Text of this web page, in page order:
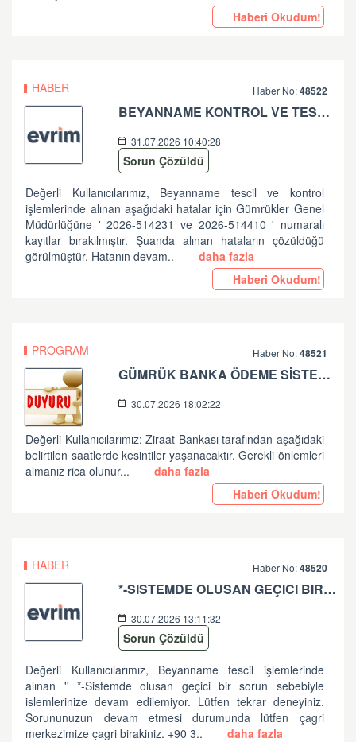
Haberi Okudum!
HABER Haber No:48522
BEYANNAME KONTROL VE TESCİL İŞLEMLERİNDE ALINAN HATALAR HK
31.07.2026 10:40:28
Sorun Çözüldü
Değerli Kullanıcılarımız, Beyanname tescil ve kontrol
işlemlerinde alınan aşağıdaki hatalar için Gümrükler Genel
Müdürlüğüne ' 2026-514231 ve 2026-514410 ' numaralı
kayıtlar bırakılmıştır. Şuanda alınan hataların çözüldüğü
görülmüştür. Hatanın devam..
daha fazla
Haberi Okudum!
PROGRAM Haber No:48521
GÜMRÜK BANKA ÖDEME SİSTEMLERİ ZİRAAT BANKASI PLANLI ÇALIŞMA HK
30.07.2026 18:02:22
Değerli Kullanıcılarımız; Ziraat Bankası tarafından aşağıdaki
belirtilen saatlerde kesintiler yaşanacaktır. Gerekli önlemleri
almanız rica olunur...
daha fazla
Haberi Okudum!
HABER Haber No:48520
*-SISTEMDE OLUSAN GEÇICI BIR SORUN SEBEBIYLE ISLEMLERINIZE DEVAM EDILEMIYOR. LÜTFEN TEKRAR DENEYINIZ. SORUNUNUZUN DEVAM ETMESI DURUMUNDA LÜTFEN ÇAGRI MERKEZIMIZE ÇAGRI BIRAKINIZ. +90 312 444 84 82 '' HATASI HK
30.07.2026 13:11:32
Sorun Çözüldü
Değerli Kullanıcılarımız, Beyanname tescil işlemlerinde
alınan '' *-Sistemde olusan geçici bir sorun sebebiyle
islemlerinize devam edilemiyor. Lütfen tekrar deneyiniz.
Sorununuzun devam etmesi durumunda lütfen çagri
merkezimize çagri birakiniz. +90 3..
daha fazla